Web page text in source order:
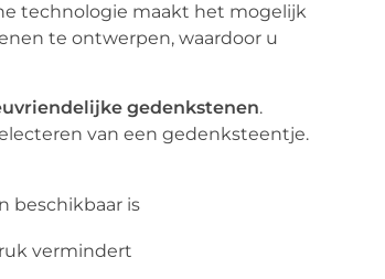
technologie maakt het mogelijk
te ontwerpen, waardoor u
gedenkstenen.
van een gedenksteentje.
beschikbaar is
vermindert